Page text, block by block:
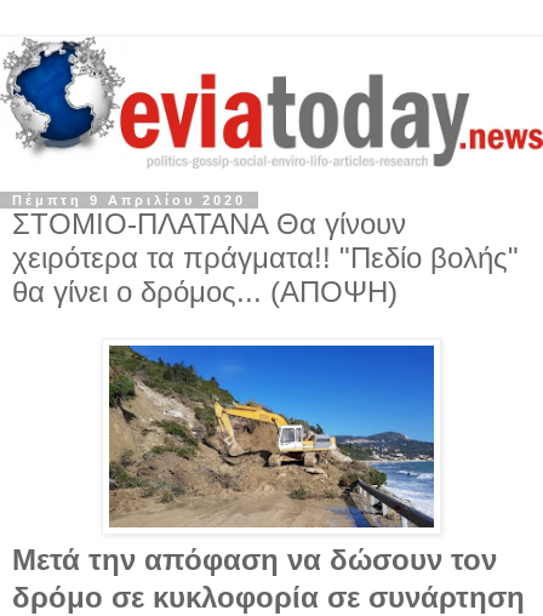
Πέμπτη 9 Απριλίου 2020
ΣΤΟΜΙΟ-ΠΛΑΤΑΝΑ Θα γίνουν
χειρότερα τα πράγματα!! "Πεδίο βολής"
θα γίνει ο δρόμος... (ΑΠΟΨΗ)
Μετά την απόφαση να δώσουν τον
δρόμο σε κυκλοφορία σε συνάρτηση